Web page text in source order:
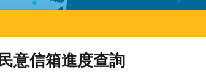
民意信箱進度查詢